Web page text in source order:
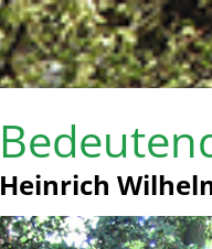
Heinrich